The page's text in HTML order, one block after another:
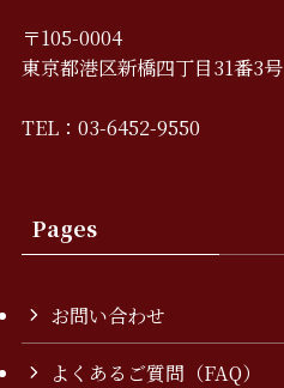
〒105-0004
東京都港区新橋四丁目31番3号
TEL：03-6452-9550
Pages
お問い合わせ
よくあるご質問（FAQ）